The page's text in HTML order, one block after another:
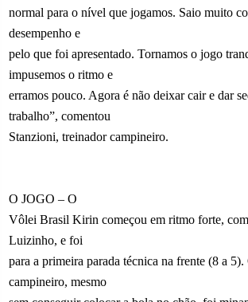
normal para o nível que jogamos. Saio muito
desempenho e
pelo que foi apresentado. Tornamos o jogo
impusemos o ritmo e
erramos pouco. Agora é não deixar cair e dar
trabalho”, comentou
Stanzioni, treinador campineiro.
O JOGO – O
Vôlei Brasil Kirin começou em ritmo forte,
Luizinho, e foi
para a primeira parada técnica na frente (8 a
campineiro, mesmo